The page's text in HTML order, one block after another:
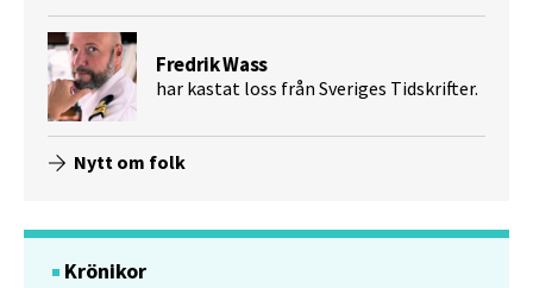
Fredrik Wass
har kastat loss från Sveriges Tidskrifter.
Nytt om folk
Krönikor